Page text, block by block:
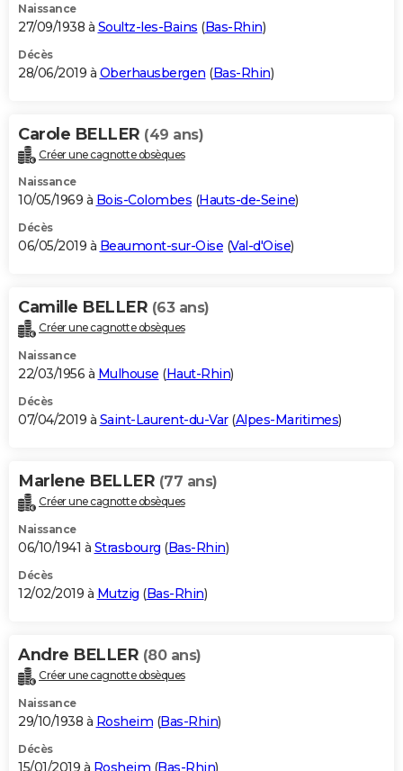
Naissance
27/09/1938 à Soultz-les-Bains (Bas-Rhin)
Décès
28/06/2019 à Oberhausbergen (Bas-Rhin)
Carole BELLER (49 ans)
Créer une cagnotte obsèques
Naissance
10/05/1969 à Bois-Colombes (Hauts-de-Seine)
Décès
06/05/2019 à Beaumont-sur-Oise (Val-d'Oise)
Camille BELLER (63 ans)
Créer une cagnotte obsèques
Naissance
22/03/1956 à Mulhouse (Haut-Rhin)
Décès
07/04/2019 à Saint-Laurent-du-Var(Alpes-Maritimes)
Marlene BELLER (77 ans)
Créer une cagnotte obsèques
Naissance
06/10/1941 à Strasbourg (Bas-Rhin)
Décès
12/02/2019 à Mutzig (Bas-Rhin)
Andre BELLER (80 ans)
Créer une cagnotte obsèques
Naissance
29/10/1938 à Rosheim (Bas-Rhin)
Décès
15/01/2019 à Rosheim (Bas-Rhin)